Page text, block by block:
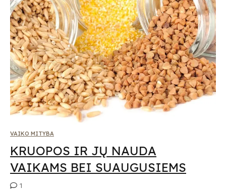
VAIKO MITYBA
KRUOPOS IR JŲ NAUDA
VAIKAMS BEI SUAUGUSIEMS
1